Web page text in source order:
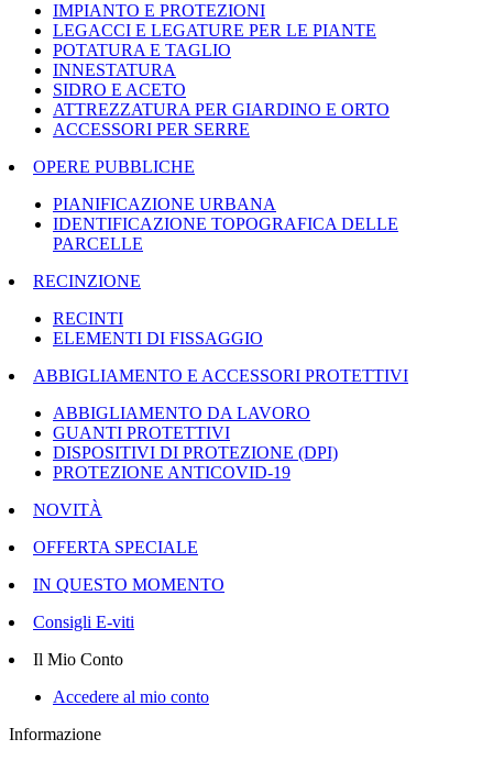
IMPIANTO E PROTEZIONI
LEGACCI E LEGATURE PER LE PIANTE
POTATURA E TAGLIO
INNESTATURA
SIDRO E ACETO
ATTREZZATURA PER GIARDINO E ORTO
ACCESSORI PER SERRE
OPERE PUBBLICHE
PIANIFICAZIONE URBANA
IDENTIFICAZIONE TOPOGRAFICA DELLE
PARCELLE
RECINZIONE
RECINTI
ELEMENTI DI FISSAGGIO
ABBIGLIAMENTO E ACCESSORI PROTETTIVI
ABBIGLIAMENTO DA LAVORO
GUANTI PROTETTIVI
DISPOSITIVI DI PROTEZIONE (DPI)
PROTEZIONE ANTICOVID-19
NOVITÀ
OFFERTA SPECIALE
IN QUESTO MOMENTO
Consigli E-viti
Il Mio Conto
Accedere al mio conto
Informazione